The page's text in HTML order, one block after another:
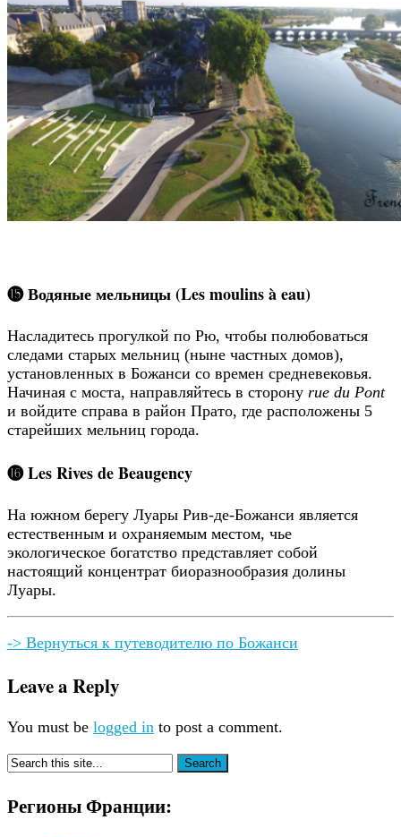
⓯ Водяные мельницы (Les moulins à eau)
Насладитесь прогулкой по Рю, чтобы полюбоваться
следами старых мельниц (ныне частных домов),
установленных в Божанси со времен средневековья.
Начиная с моста, направляйтесь в сторону rue du Pont
и войдите справа в район Прато, где расположены 5
старейших мельниц города.
⓰ Les Rives de Beaugency
На южном берегу Луары Рив-де-Божанси является
естественным и охраняемым местом, чье
экологическое богатство представляет собой
настоящий концентрат биоразнообразия долины
Луары.
-> Вернуться к путеводителю по Божанси
Leave a Reply
You must be logged in to post a comment.
Регионы Франции: